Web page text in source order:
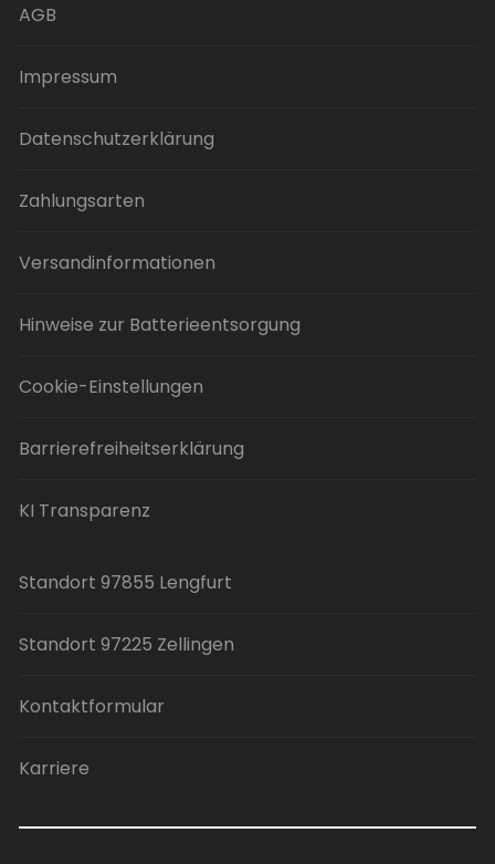
AGB
Impressum
Datenschutzerklärung
Zahlungsarten
Versandinformationen
Hinweise zur Batterieentsorgung
Cookie-Einstellungen
Barrierefreiheitserklärung
KI Transparenz
Standort 97855 Lengfurt
Standort 97225 Zellingen
Kontaktformular
Karriere